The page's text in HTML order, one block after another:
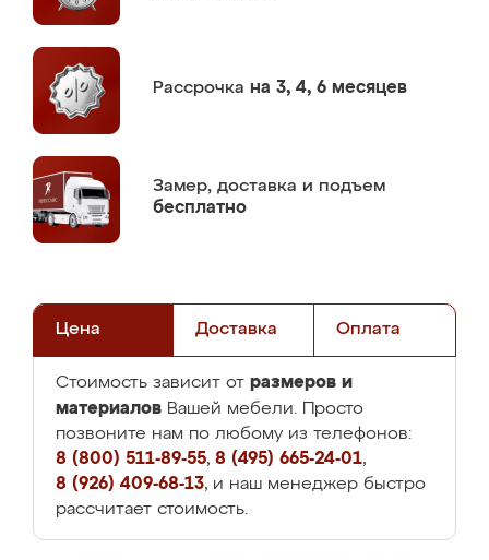
Рассрочка на 3, 4, 6 месяцев
Замер, доставка и подъем
бесплатно
Цена Доставка Оплата
Стоимость зависит от размеров и
материалов Вашей мебели. Просто
позвоните нам по любому из телефонов:
8 (800) 511-89-55, 8 (495) 665-24-01,
8 (926) 409-68-13, и наш менеджер быстро
рассчитает стоимость.